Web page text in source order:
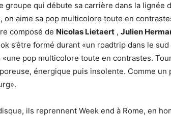
groupe qui débute sa carrière dans la lignée
on aime sa pop multicolore toute en
composé de Nicolas Lietaert , Julien
s’être formé durant «un roadtrip dans le
«une pop multicolore toute en contrastes.
énergique puis insolente. Comme un
ils reprennent Week end à Rome, en